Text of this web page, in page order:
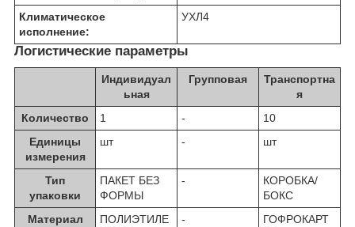
Климатическое
исполнение:
УХЛ4
Логистические параметры
Индивидуал
ьная
Групповая
Транспортна
я
Количество
1 -
10
Единицы
измерения
шт - шт
Тип
упаковки
ПАКЕТ БЕЗ
ФОРМЫ
-
КОРОБКА/
БОКС
Материал
ПОЛИЭТИЛЕ
-
ГОФРОКАРТ